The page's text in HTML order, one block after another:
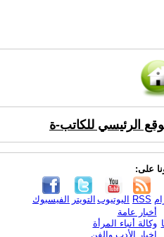
الرئيسي للكاتب-ة
على:
الفيسبوك التويتر اليوتيوب RSS
أخبار عامة
وكالة أنباء المرأة
اخبار الأدب والفن